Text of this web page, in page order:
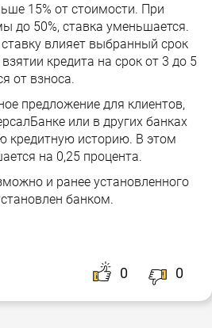
15% от стоимости. При
до 50%, ставка уменьшается.
влияет выбранный срок
кредита на срок от 3 до 5
от взноса.
предложение для клиентов,
или в других банках
кредитную историю. В этом
на 0,25 процента.
и ранее установленного
банком.
0 0